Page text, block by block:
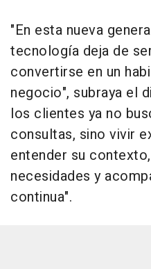
"En esta nueva
tecnología deja de
convertirse en un
negocio", subraya el
los clientes ya no
consultas, sino vivir
entender su
necesidades y
continua".